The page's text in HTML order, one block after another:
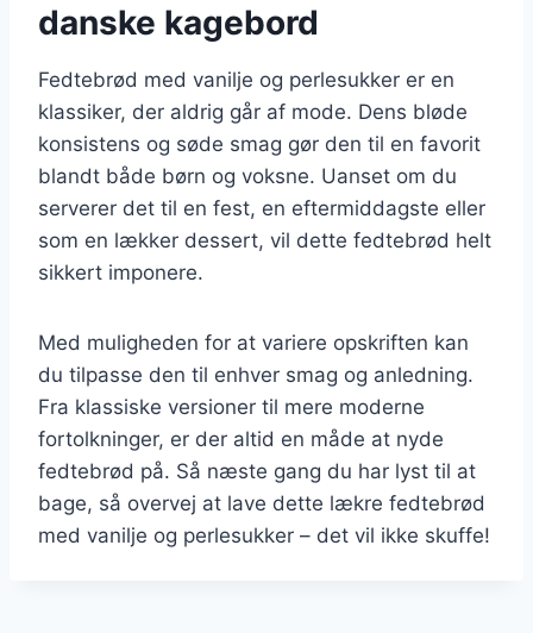
danske kagebord
Fedtebrød med vanilje og perlesukker er en
klassiker, der aldrig går af mode. Dens bløde
konsistens og søde smag gør den til en favorit
blandt både børn og voksne. Uanset om du
serverer det til en fest, en eftermiddagste eller
som en lækker dessert, vil dette fedtebrød helt
sikkert imponere.
Med muligheden for at variere opskriften kan
du tilpasse den til enhver smag og anledning.
Fra klassiske versioner til mere moderne
fortolkninger, er der altid en måde at nyde
fedtebrød på. Så næste gang du har lyst til at
bage, så overvej at lave dette lækre fedtebrød
med vanilje og perlesukker – det vil ikke skuffe!